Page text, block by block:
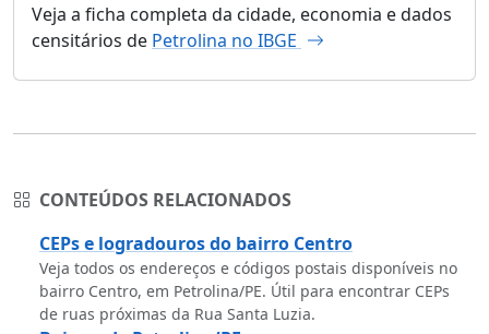
Veja a ficha completa da cidade, economia e dados
censitários de Petrolina no IBGE
CONTEÚDOS RELACIONADOS
CEPs e logradouros do bairro Centro
Veja todos os endereços e códigos postais disponíveis no
bairro Centro, em Petrolina/PE. Útil para encontrar CEPs
de ruas próximas da Rua Santa Luzia.